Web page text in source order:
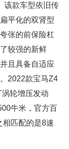
该款车型依旧传
平化的双肾型
张的前保险杠
较强的新鲜
且具备自适应
2022款宝马Z4
轮增压发动
牛米，官方百
相匹配的是8速